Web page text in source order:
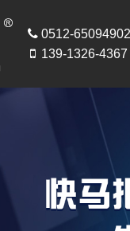
0512-65094902
139-1326-4367